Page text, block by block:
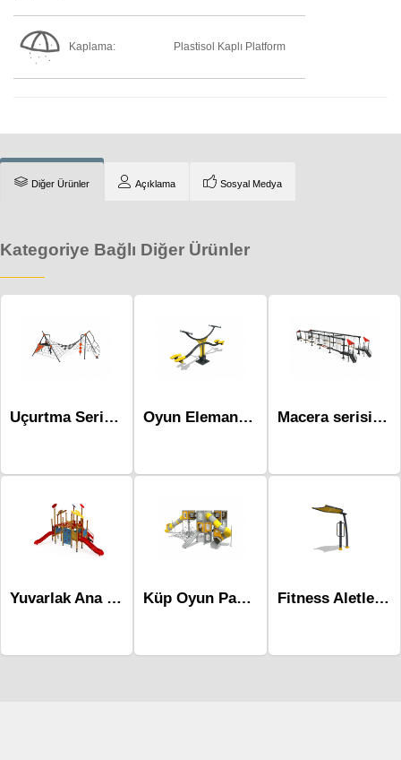
Kaplama: Plastisol Kaplı Platform
Diğer Ürünler Açıklama Sosyal Medya
Kategoriye Bağlı Diğer Ürünler
Uçurtma Serisi Oyun parkı-Mku-102 Oyun Elemanları -Mae-088 Macera serisi Oyun Grubu -Mac-003
Yuvarlak Ana Kesit Çocuk Parkı Mto-207 Küp Oyun Parkı-Mkg-106 Fitness Aletleri-Mfs-301